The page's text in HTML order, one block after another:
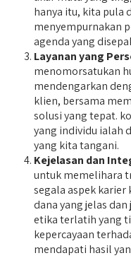
hanya itu, kita pula
menyempurnakan
agenda yang
Layanan yang
menomorsatukan
mendengarkan
klien, bersama
solusi yang tepat.
yang individu ialah
yang kita tangani.
Kejelasan dan
untuk memelihara
segala aspek karier
dana yang jelas
etika terlatih yang
kepercayaan
mendapati hasil